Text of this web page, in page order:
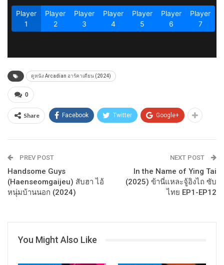
ดูหนัง Arcadian อาร์คาเดียน (2024)
0
Share Facebook Twitter Google+
PREV POST
Handsome Guys
(Haenseomgaijeu) สับฮา ไอ้
หนุ่มบ้านนอก (2024)
NEXT POST
In the Name of Ying Tai
(2025) ข้านี่แหละจู้อิงไถ ซับ
ไทย EP1-EP12
You Might Also Like